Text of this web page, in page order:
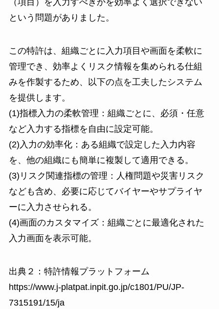
（項目）を入力すべきかを効率よく選択できない
という問題がありました。
この特許は、組織ごとに入力項目や画面を柔軟に
管理でき、効率よくリスク情報を集められる仕組
みを作製するため、以下の点を工夫したシステム
を提供します。
(1)指標入力の柔軟管理：組織ごとに、必須・任意
など入力する指標を自由に設定可能。
(2)入力の効率化：ある組織で設定した入力内容
を、他の組織にも簡単に複製して適用できる。
(3)リスク関連指標の管理：人権問題や災害リスク
なども含め、必要に応じてバイヤーやサプライヤ
ーに入力させられる。
(4)画面のカスタマイズ：組織ごとに最適化された
入力画面を表示可能。
出典２：特許情報プラットフォーム
https://www.j-platpat.inpit.go.jp/c1801/PU/JP-
7315191/15/ja